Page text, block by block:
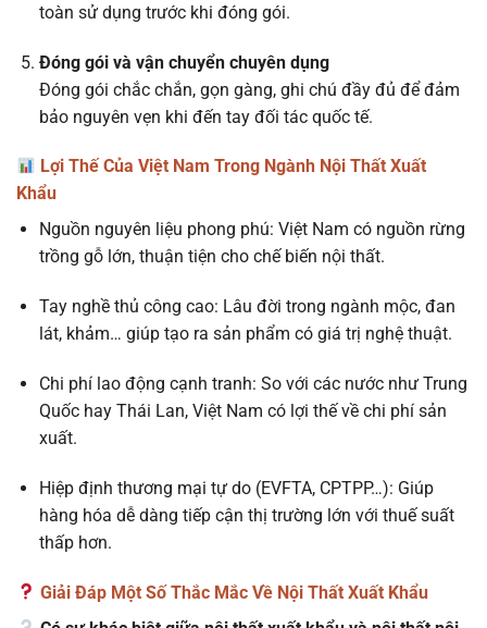
toàn sử dụng trước khi đóng gói.
Đóng gói và vận chuyển chuyên dụng
Đóng gói chắc chắn, gọn gàng, ghi chú đầy đủ để đảm
bảo nguyên vẹn khi đến tay đối tác quốc tế.
Lợi Thế Của Việt Nam Trong Ngành Nội Thất Xuất
Khẩu
Nguồn nguyên liệu phong phú: Việt Nam có nguồn rừng
trồng gỗ lớn, thuận tiện cho chế biến nội thất.
Tay nghề thủ công cao: Lâu đời trong ngành mộc, đan
lát, khảm… giúp tạo ra sản phẩm có giá trị nghệ thuật.
Chi phí lao động cạnh tranh: So với các nước như Trung
Quốc hay Thái Lan, Việt Nam có lợi thế về chi phí sản
xuất.
Hiệp định thương mại tự do (EVFTA, CPTPP…): Giúp
hàng hóa dễ dàng tiếp cận thị trường lớn với thuế suất
thấp hơn.
Giải Đáp Một Số Thắc Mắc Về Nội Thất Xuất Khẩu